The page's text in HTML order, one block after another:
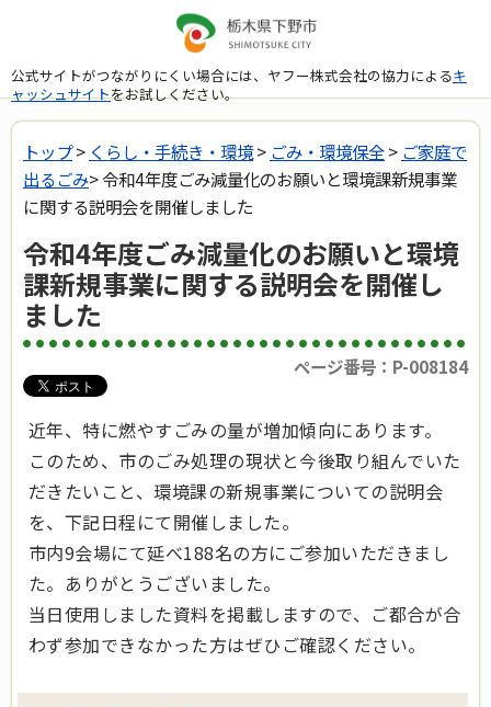
公式サイトがつながりにくい場合には、ヤフー株式会社の協力によるキ
ャッシュサイトをお試しください。
トップ> くらし・手続き・環境> ごみ・環境保全> ご家庭で
出るごみ> 令和4年度ごみ減量化のお願いと環境課新規事業
に関する説明会を開催しました
令和4年度ごみ減量化のお願いと環境
課新規事業に関する説明会を開催し
ました
ページ番号：P-008184
近年、特に燃やすごみの量が増加傾向にあります。
このため、市のごみ処理の現状と今後取り組んでいた
だきたいこと、環境課の新規事業についての説明会
を、下記日程にて開催しました。
市内9会場にて延べ188名の方にご参加いただきまし
た。ありがとうございました。
当日使用しました資料を掲載しますので、ご都合が合
わず参加できなかった方はぜひご確認ください。